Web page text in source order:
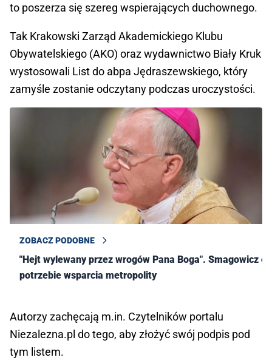
to poszerza się szereg wspierających duchownego.
Tak Krakowski Zarząd Akademickiego Klubu
Obywatelskiego (AKO) oraz wydawnictwo Biały Kruk
wystosowali List do abpa Jędraszewskiego, który
zamyśle zostanie odczytany podczas uroczystości.
ZOBACZ PODOBNE
"Hejt wylewany przez wrogów Pana Boga". Smagowicz o
potrzebie wsparcia metropolity
Autorzy zachęcają m.in. Czytelników portalu
Niezalezna.pl do tego, aby złożyć swój podpis pod
tym listem.